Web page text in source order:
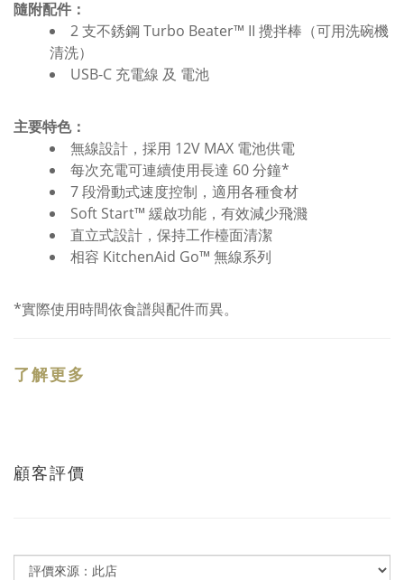
隨附配件：
2 支不銹鋼 Turbo Beater™ II 攪拌棒（可用洗碗機
清洗）
USB-C 充電線 及 電池
主要特色：
無線設計，採用 12V MAX 電池供電
每次充電可連續使用長達 60 分鐘*
7 段滑動式速度控制，適用各種食材
Soft Start™ 緩啟功能，有效減少飛濺
直立式設計，保持工作檯面清潔
相容 KitchenAid Go™ 無線系列
*實際使用時間依食譜與配件而異。
了解更多
顧客評價